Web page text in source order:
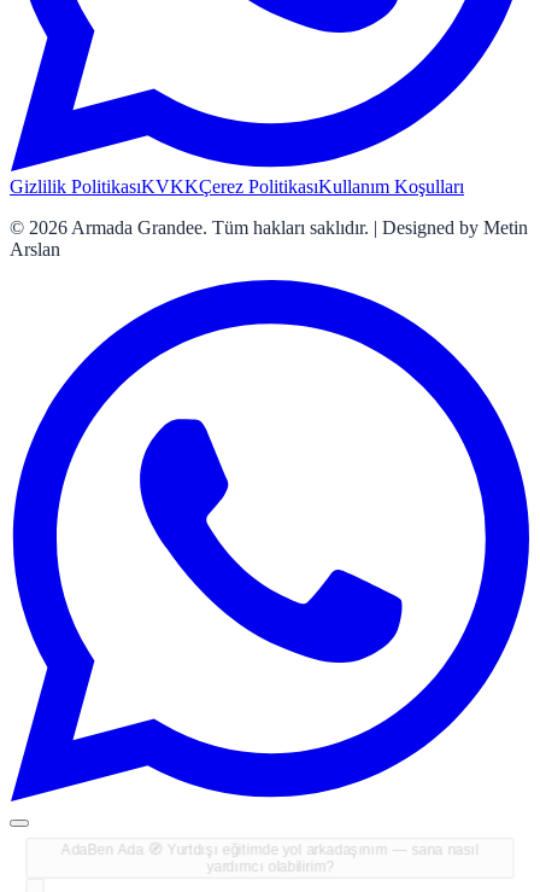
Gizlilik PolitikasıKVKKÇerez PolitikasıKullanım Koşulları
© 2026 Armada Grandee. Tüm hakları saklıdır. | Designed by Metin
Arslan
Ada
Ben Ada 🧭 Yurtdışı eğitimde yol arkadaşınım — sana nasıl
yardımcı olabilirim?